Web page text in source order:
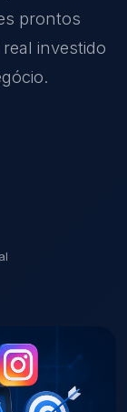
prontos
investido